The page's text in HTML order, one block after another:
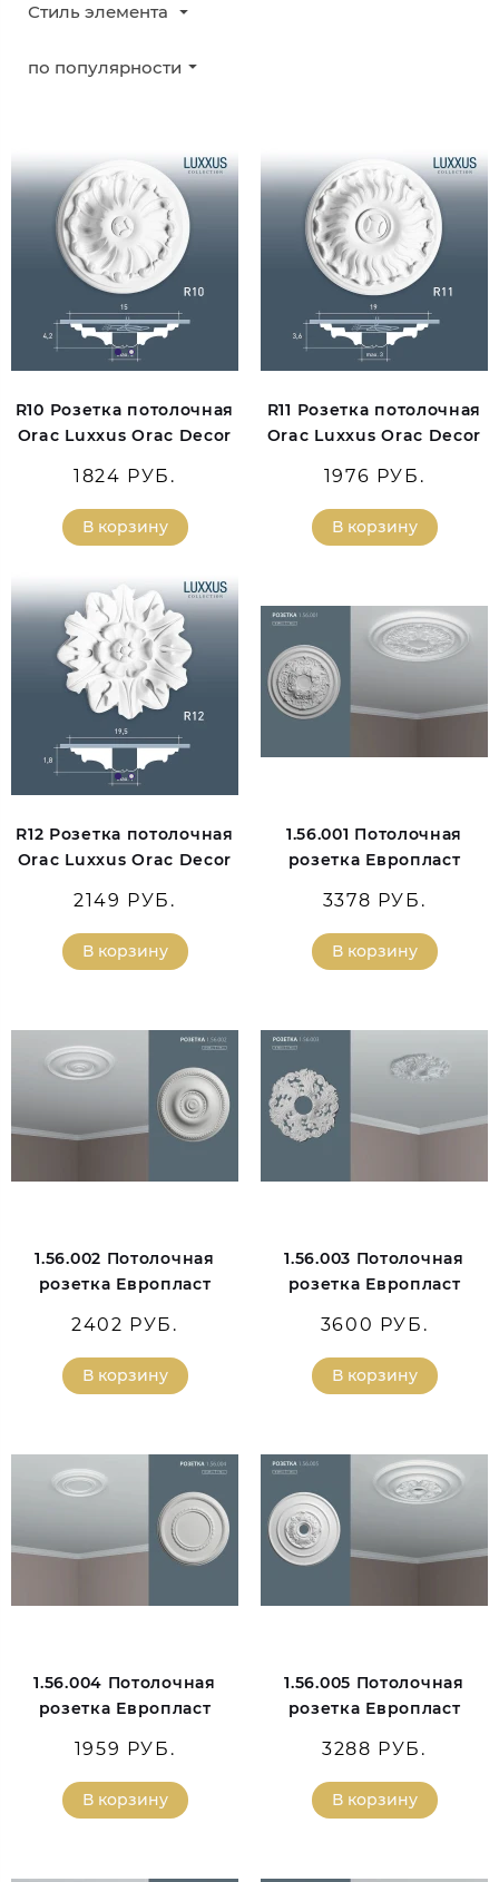
Стиль элемента
по популярности
R10 Розетка потолочная
Orac Luxxus Orac Decor
1824 РУБ.
В корзину
R11 Розетка потолочная
Orac Luxxus Orac Decor
1976 РУБ.
В корзину
R12 Розетка потолочная
Orac Luxxus Orac Decor
2149 РУБ.
В корзину
1.56.001 Потолочная
розетка Европласт
3378 РУБ.
В корзину
1.56.002 Потолочная
розетка Европласт
2402 РУБ.
В корзину
1.56.003 Потолочная
розетка Европласт
3600 РУБ.
В корзину
1.56.004 Потолочная
розетка Европласт
1959 РУБ.
В корзину
1.56.005 Потолочная
розетка Европласт
3288 РУБ.
В корзину